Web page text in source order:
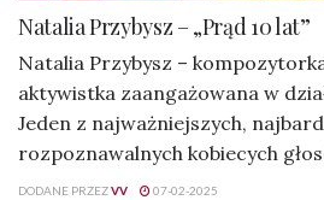
Natalia Przybysz – „Prąd 10 lat”
Natalia Przybysz –
aktywistka zaangażowana w
Jeden z najważniejszych,
rozpoznawalnych kobiecych
DODANE PRZEZVV 07-02-2025